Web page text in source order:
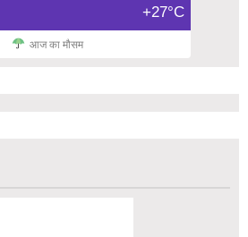
+27°C
आज का मौसम